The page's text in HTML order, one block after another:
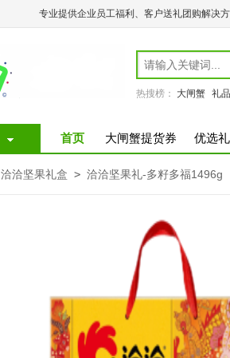
专业提供企业员工福利、客户送礼团购解决
热搜榜： 大闸蟹 礼
首页 大闸蟹提货券 优选
洽洽坚果礼盒 > 洽洽坚果礼-多籽多福1496g